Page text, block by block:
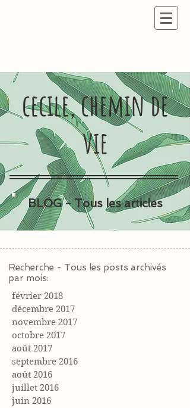
cecile, chemin de
vie
BLOG - Tous les articles
Recherche - Tous les posts archivés
par mois:
février 2018
décembre 2017
novembre 2017
octobre 2017
août 2017
septembre 2016
août 2016
juillet 2016
juin 2016